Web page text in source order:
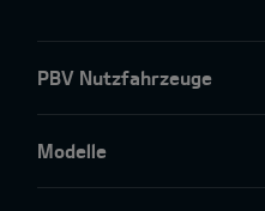
PBV Nutzfahrzeuge
Modelle